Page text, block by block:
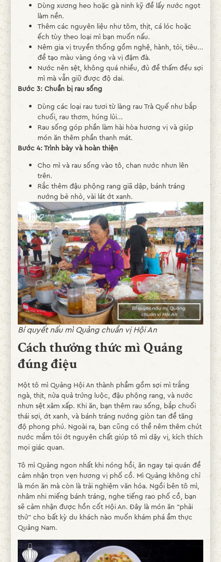
Dùng xương heo hoặc gà ninh kỹ để lấy nước ngọt
làm nền.
Thêm các nguyên liệu như tôm, thịt, cá lóc hoặc
ếch tùy theo loại mì bạn muốn nấu.
Nêm gia vị truyền thống gồm nghệ, hành, tỏi, tiêu...
để tạo màu vàng óng và vị đậm đà.
Nước nên sệt, không quá nhiều, đủ để thấm đều sợi
mì mà vẫn giữ được độ dai.
Bước 3: Chuẩn bị rau sống
Dùng các loại rau tươi từ làng rau Trà Quế như bắp
chuối, rau thơm, húng lủi...
Rau sống góp phần làm hài hòa hương vị và giúp
món ăn thêm phần thanh mát.
Bước 4: Trình bày và hoàn thiện
Cho mì và rau sống vào tô, chan nước nhưn lên
trên.
Rắc thêm đậu phộng rang giã dập, bánh tráng
nướng bẻ nhỏ, vài lát ớt xanh.
Bí quyết nấu mì Quảng chuẩn vị Hội An
Cách thưởng thức mì Quảng
đúng điệu
Một tô mì Quảng Hội An thành phẩm gồm sợi mì trắng
ngà, thịt, nửa quả trứng luộc, đậu phộng rang, và nước
nhưn sệt xâm xấp. Khi ăn, bạn thêm rau sống, bắp chuối
thái sợi, ớt xanh, và bánh tráng nướng giòn tan để tăng
độ phong phú. Ngoài ra, bạn cũng có thể nêm thêm chút
nước mắm tỏi ớt nguyên chất giúp tô mì dậy vị, kích thích
mọi giác quan.
Tô mì Quảng ngon nhất khi nóng hổi, ăn ngay tại quán để
cảm nhận trọn vẹn hương vị phố cổ. Mì Quảng không chỉ
là món ăn mà còn là trải nghiệm văn hóa. Ngồi bên tô mì,
nhâm nhi miếng bánh tráng, nghe tiếng rao phố cổ, bạn
sẽ cảm nhận được hồn cốt Hội An. Đây là món ăn “phải
thử” cho bất kỳ du khách nào muốn khám phá ẩm thực
Quảng Nam.